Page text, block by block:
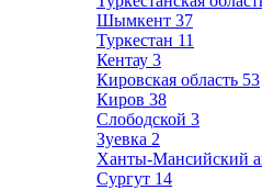
Шымкент 37
Туркестан 11
Кентау 3
Кировская область 53
Киров 38
Слободской 3
Зуевка 2
Ханты-Мансийский
Сургут 14